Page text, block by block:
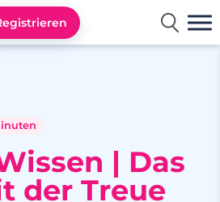
| Das
der Treue